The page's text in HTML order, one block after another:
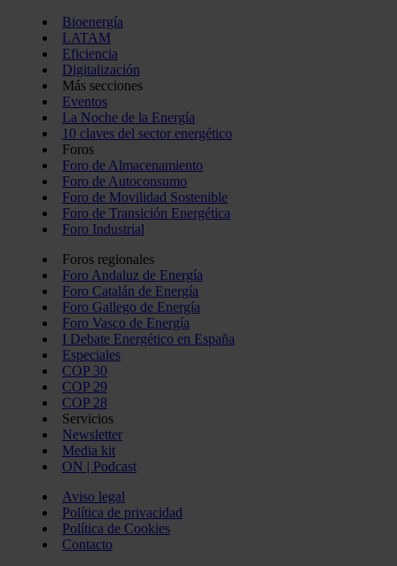
Bioenergía
LATAM
Eficiencia
Digitalización
Más secciones
Eventos
La Noche de la Energía
10 claves del sector energético
Foros
Foro de Almacenamiento
Foro de Autoconsumo
Foro de Movilidad Sostenible
Foro de Transición Energética
Foro Industrial
Foros regionales
Foro Andaluz de Energía
Foro Catalán de Energía
Foro Gallego de Energía
Foro Vasco de Energía
I Debate Energético en España
Especiales
COP 30
COP 29
COP 28
Servicios
Newsletter
Media kit
ON | Podcast
Aviso legal
Política de privacidad
Política de Cookies
Contacto